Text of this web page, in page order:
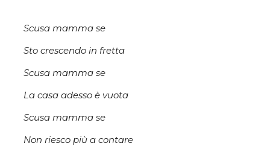
Scusa mamma se
Sto crescendo in fretta
Scusa mamma se
La casa adesso è vuota
Scusa mamma se
Non riesco più a contare